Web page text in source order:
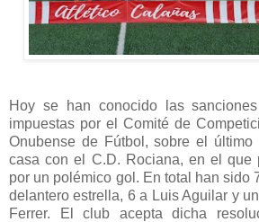
Hoy se han conocido las
impuestas por el Comité de
Onubense de Fútbol, sobre el último
casa con el C.D. Rociana, en el que
por un polémico gol. En total han sido
delantero estrella, 6 a Luis Aguilar y
Ferrer. El club acepta dicha